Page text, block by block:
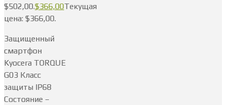
$502,00.$366,00Текущая
цена: $366,00.
Защищенный
смартфон
Kyocera TORQUE
G03 Класс
защиты IP68
Состояние –